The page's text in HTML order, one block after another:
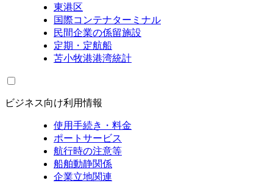
東港区
国際コンテナターミナル
民間企業の係留施設
定期・定航船
苫小牧港港湾統計
ビジネス向け利用情報
使用手続き・料金
ポートサービス
航行時の注意等
船舶動静関係
企業立地関連